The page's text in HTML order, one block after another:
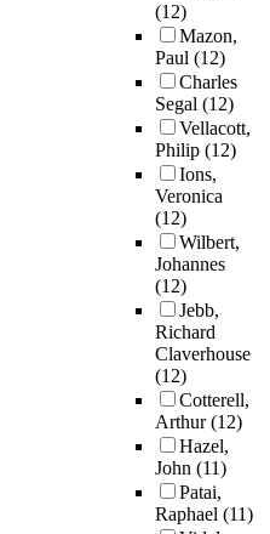
(12)
Mazon,
Paul (12)
Charles
Segal (12)
Vellacott,
Philip (12)
Ions,
Veronica
(12)
Wilbert,
Johannes
(12)
Jebb,
Richard
Claverhouse
(12)
Cotterell,
Arthur(12)
Hazel,
John (11)
Patai,
Raphael (11)